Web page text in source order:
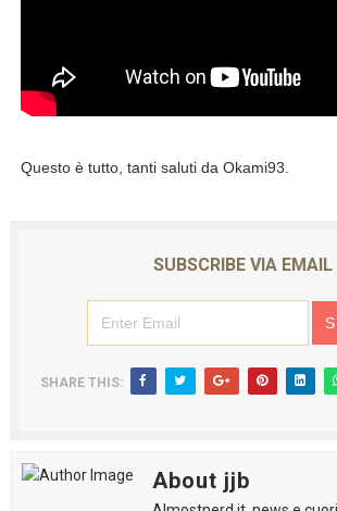
Questo è tutto, tanti saluti da Okami93.
SUBSCRIBE VIA EMAIL
SHARE THIS:
About jjb